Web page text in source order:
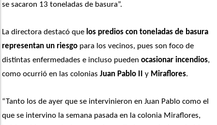
se sacaron 13 toneladas de basura”.
La directora destacó que los predios con toneladas de basura
representan un riesgo para los vecinos, pues son foco de
distintas enfermedades e incluso pueden ocasionar incendios,
como ocurrió en las colonias Juan Pablo II y Miraflores.
“Tanto los de ayer que se intervinieron en Juan Pablo como el
que se intervino la semana pasada en la colonia Miraflores,